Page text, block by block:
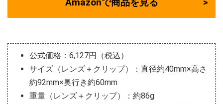
Amazonで商品を見る
公式価格：6,127円（税込）
サイズ（レンズ＋クリップ）：直径約40mm×高さ
約92mm×奥行き約60mm
重量（レンズ＋クリップ）：約86g